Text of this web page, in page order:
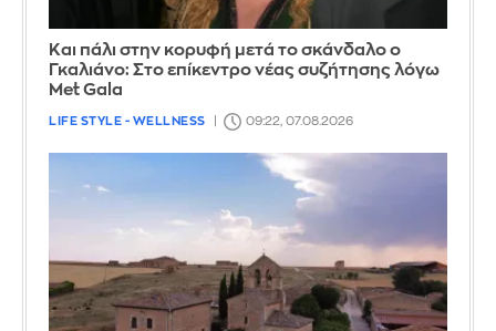
Και πάλι στην κορυφή μετά το σκάνδαλο ο
Γκαλιάνο: Στο επίκεντρο νέας συζήτησης λόγω
Met Gala
LIFE STYLE - WELLNESS 09:22, 07.08.2026